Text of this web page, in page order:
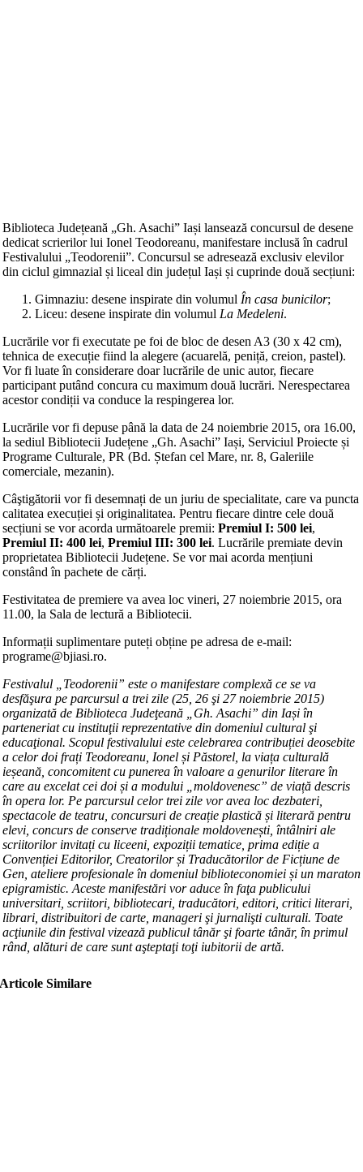
Biblioteca Județeană „Gh. Asachi” Iași lansează concursul de desene
dedicat scrierilor lui Ionel Teodoreanu, manifestare inclusă în cadrul
Festivalului „Teodorenii”. Concursul se adresează exclusiv elevilor
din ciclul gimnazial și liceal din județul Iași și cuprinde două secțiuni:
Gimnaziu: desene inspirate din volumul În casa bunicilor;
Liceu: desene inspirate din volumul La Medeleni.
Lucrările vor fi executate pe foi de bloc de desen A3 (30 x 42 cm),
tehnica de execuție fiind la alegere (acuarelă, peniță, creion, pastel).
Vor fi luate în considerare doar lucrările de unic autor, fiecare
participant putând concura cu maximum două lucrări. Nerespectarea
acestor condiții va conduce la respingerea lor.
Lucrările vor fi depuse până la data de 24 noiembrie 2015, ora 16.00,
la sediul Bibliotecii Județene „Gh. Asachi” Iași, Serviciul Proiecte și
Programe Culturale, PR (Bd. Ștefan cel Mare, nr. 8, Galeriile
comerciale, mezanin).
Câştigătorii vor fi desemnați de un juriu de specialitate, care va puncta
calitatea execuției și originalitatea. Pentru fiecare dintre cele două
secțiuni se vor acorda următoarele premii: Premiul I: 500 lei,
Premiul II: 400 lei, Premiul III: 300 lei. Lucrările premiate devin
proprietatea Bibliotecii Județene. Se vor mai acorda mențiuni
constând în pachete de cărți.
Festivitatea de premiere va avea loc vineri, 27 noiembrie 2015, ora
11.00, la Sala de lectură a Bibliotecii.
Informații suplimentare puteți obține pe adresa de e-mail:
programe@bjiasi.ro.
Festivalul „Teodorenii” este o manifestare complexă ce se va
desfăşura pe parcursul a trei zile (25, 26 şi 27 noiembrie 2015)
organizată de Biblioteca Judeţeană „Gh. Asachi” din Iași în
parteneriat cu instituţii reprezentative din domeniul cultural şi
educaţional. Scopul festivalului este celebrarea contribuției deosebite
a celor doi frați Teodoreanu, Ionel și Păstorel, la viața culturală
ieșeană, concomitent cu punerea în valoare a genurilor literare în
care au excelat cei doi și a modului „moldovenesc” de viață descris
în opera lor. Pe parcursul celor trei zile vor avea loc dezbateri,
spectacole de teatru, concursuri de creație plastică și literară pentru
elevi, concurs de conserve tradiționale moldovenești, întâlniri ale
scriitorilor invitați cu liceeni, expoziții tematice, prima ediție a
Convenției Editorilor, Creatorilor și Traducătorilor de Ficțiune de
Gen, ateliere profesionale în domeniul biblioteconomiei și un maraton
epigramistic. Aceste manifestări vor aduce în faţa publicului
universitari, scriitori, bibliotecari, traducători, editori, critici literari,
librari, distribuitori de carte, manageri şi jurnalişti culturali. Toate
acţiunile din festival vizează publicul tânăr şi foarte tânăr, în primul
rând, alături de care sunt aşteptaţi toţi iubitorii de artă.
Articole Similare